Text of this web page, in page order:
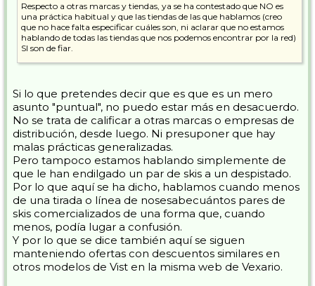
Respecto a otras marcas y tiendas, ya se ha contestado que NO es
una práctica habitual y que las tiendas de las que hablamos (creo
que no hace falta especificar cuáles son, ni aclarar que no estamos
hablando de todas las tiendas que nos podemos encontrar por la red)
SI son de fiar.
forma general. Simplemente, siendo consciente de la gravedad del
asunto Vist-Vexario-Cojeando, intentar centrar el tema y tratarlo en
su justa medida; sin restarle importancia reduciéndolo al nivel de
anécdota, ni caer en el amarillismo más cutre, tratándolo como un
tema que genera alarma social.
Si lo que pretendes decir que es que es un mero
asunto "puntual", no puedo estar más en desacuerdo.
No se trata de calificar a otras marcas o empresas de
distribución, desde luego. Ni presuponer que hay
malas prácticas generalizadas.
Pero tampoco estamos hablando simplemente de
que le han endilgado un par de skis a un despistado.
Por lo que aquí se ha dicho, hablamos cuando menos
de una tirada o línea de nosesabecuántos pares de
skis comercializados de una forma que, cuando
menos, podía lugar a confusión.
Y por lo que se dice también aquí se siguen
manteniendo ofertas con descuentos similares en
otros modelos de Vist en la misma web de Vexario.